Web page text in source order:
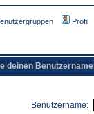
Profil
deinen
Benutzername: